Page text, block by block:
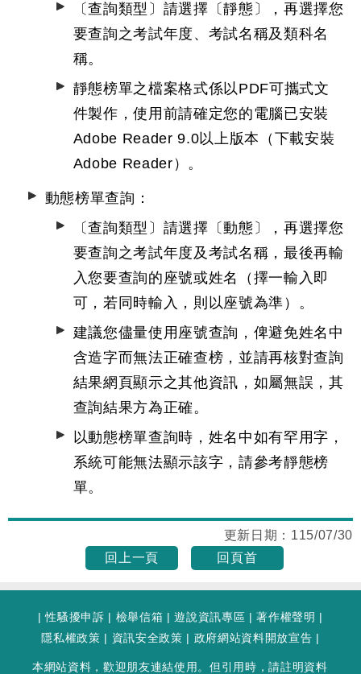
〔查詢類型〕請選擇〔靜態〕，再選擇您
要查詢之考試年度、考試名稱及類科名
稱。
靜態榜單之檔案格式係以PDF可攜式文
件製作，使用前請確定您的電腦已安裝
Adobe Reader 9.0以上版本（下載安裝
Adobe Reader ）。
動態榜單查詢：
〔查詢類型〕請選擇〔動態〕，再選擇您
要查詢之考試年度及考試名稱，最後再輸
入您要查詢的座號或姓名（擇一輸入即
可，若同時輸入，則以座號為準）。
建議您儘量使用座號查詢，俾避免姓名中
含造字而無法正確查榜，並請再核對查詢
結果網頁顯示之其他資訊，如屬無誤，其
查詢結果方為正確。
以動態榜單查詢時，姓名中如有罕用字，
系統可能無法顯示該字，請參考靜態榜
單。
更新日期： 115/07/30
回上一頁
回頁首
|性騷擾申訴 | 檢舉信箱 |遊說資訊專區 |著作權聲明 |
隱私權政策 | 資訊安全政策 | 政府網站資料開放宣告 |
本網站資料，歡迎朋友連結使用。但引用時，請註明資料